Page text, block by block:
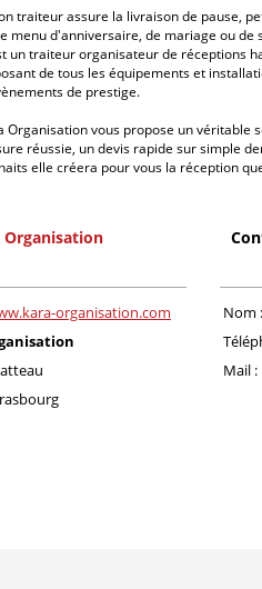
traiteur assure la livraison de pause,
menu d'anniversaire, de mariage ou de
un traiteur organisateur de réceptions
de tous les équipements et
de prestige.
Organisation vous propose un véritable
réussie, un devis rapide sur simple
elle créera pour vous la réception
Organisation
organisation.com
Nom :
Mail :